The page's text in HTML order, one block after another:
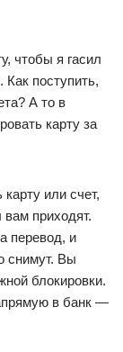
чтобы я гасил
поступить,
А то в
карту за
или счет,
приходят.
перевод, и
снимут. Вы
блокировки.
в банк —